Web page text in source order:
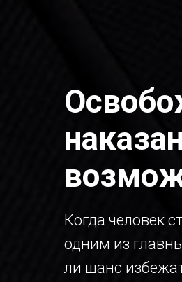
Когда человек
одним из
ли шанс